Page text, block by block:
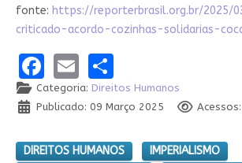
fonte: https://reporterbrasil.org.br/2025/
criticado-acordo-cozinhas-solidarias-
Facebook
EmailShare
Categoria: Direitos Humanos
Publicado: 09 Março 2025
DIREITOS HUMANOS
IMPERIALISMO